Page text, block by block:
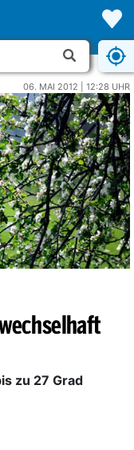
06. MAI 2012 | 12:28 UHR
zu 27 Grad